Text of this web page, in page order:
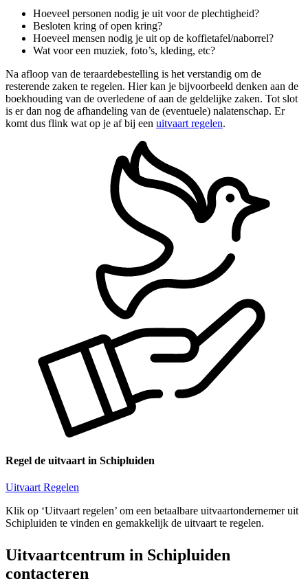
Hoeveel personen nodig je uit voor de plechtigheid?
Besloten kring of open kring?
Hoeveel mensen nodig je uit op de koffietafel/naborrel?
Wat voor een muziek, foto’s, kleding, etc?
Na afloop van de teraardebestelling is het verstandig om de
resterende zaken te regelen. Hier kan je bijvoorbeeld denken aan de
boekhouding van de overledene of aan de geldelijke zaken. Tot slot
is er dan nog de afhandeling van de (eventuele) nalatenschap. Er
komt dus flink wat op je af bij een uitvaart regelen.
Regel de uitvaart in Schipluiden
Uitvaart Regelen
Klik op ‘Uitvaart regelen’ om een betaalbare uitvaartondernemer uit
Schipluiden te vinden en gemakkelijk de uitvaart te regelen.
Uitvaartcentrum in Schipluiden
contacteren